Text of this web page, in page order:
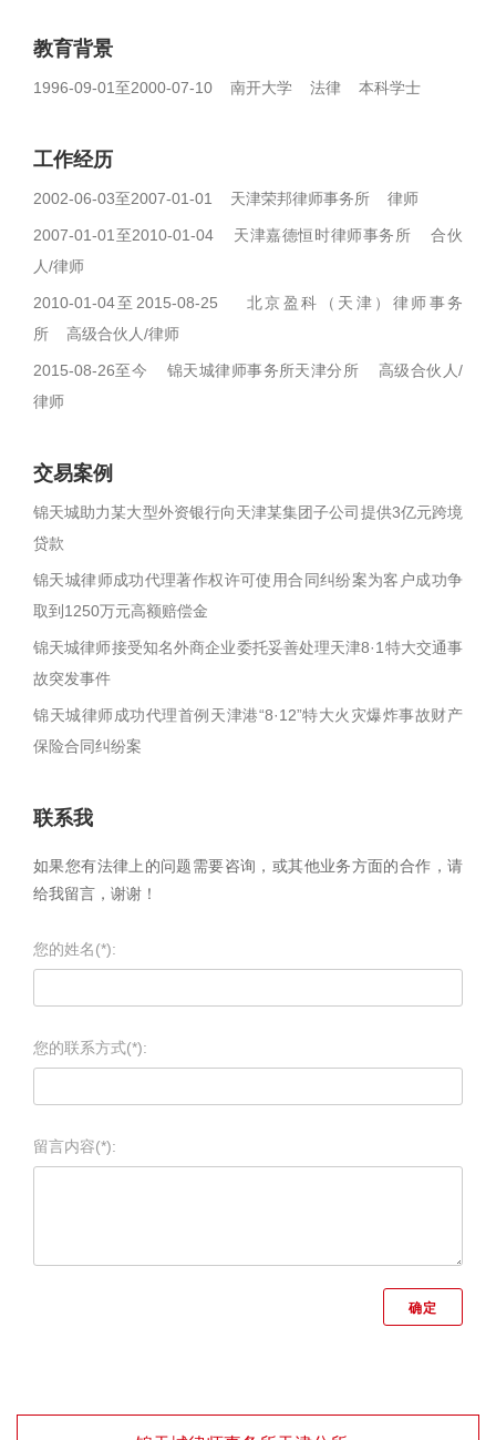
教育背景
1996-09-01至2000-07-10 南开大学 法律 本科学士
工作经历
2002-06-03至2007-01-01 天津荣邦律师事务所 律师
2007-01-01至2010-01-04 天津嘉德恒时律师事务所 合伙
人/律师
2010-01-04至2015-08-25 北京盈科（天津）律师事务
所 高级合伙人/律师
2015-08-26至今 锦天城律师事务所天津分所 高级合伙人/
律师
交易案例
锦天城助力某大型外资银行向天津某集团子公司提供3亿元跨境
贷款
锦天城律师成功代理著作权许可使用合同纠纷案为客户成功争
取到1250万元高额赔偿金
锦天城律师接受知名外商企业委托妥善处理天津8·1特大交通事
故突发事件
锦天城律师成功代理首例天津港“8·12”特大火灾爆炸事故财产
保险合同纠纷案
联系我
如果您有法律上的问题需要咨询，或其他业务方面的合作，请
给我留言，谢谢！
您的姓名(*):
您的联系方式(*):
留言内容(*):